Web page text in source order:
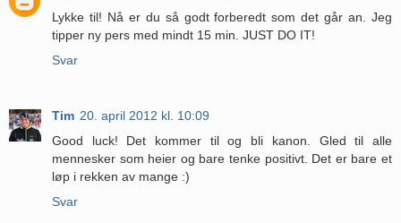
Lykke til! Nå er du så godt forberedt som det går an. Jeg
tipper ny pers med mindt 15 min. JUST DO IT!
Svar
Tim 20. april 2012 kl. 10:09
Good luck! Det kommer til og bli kanon. Gled til alle
mennesker som heier og bare tenke positivt. Det er bare et
løp i rekken av mange :)
Svar